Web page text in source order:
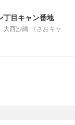
丁目キャン番地
大西沙織 （さおキャ